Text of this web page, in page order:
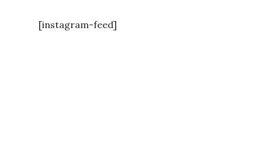
[instagram-feed]